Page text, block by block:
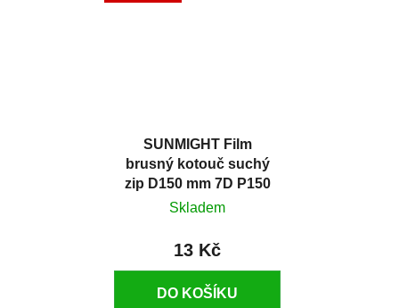
SUNMIGHT Film
brusný kotouč suchý
zip D150 mm 7D P150
Skladem
13 Kč
DO KOŠÍKU